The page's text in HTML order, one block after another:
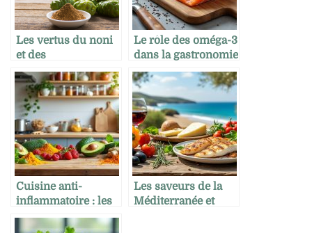
Les vertus du noni
et des
superaliments dans
une approche
naturelle de la santé
Le rôle des oméga-3
dans la gastronomie
quotidienne
Cuisine anti-
inflammatoire : les
bases à connaître
Les saveurs de la
Méditerranée et